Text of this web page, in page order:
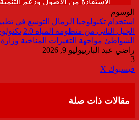
الوسوم
استخدام تكنولوجيا الرمال التوسع في
الجيل الثاني من منظومة المياه 2.0
الشواطئ مواجهة التغيرات المناخية
راضي عبد البارييوليو 9, 2026
3
فيسبوك ‫X
مقالات ذات صلة